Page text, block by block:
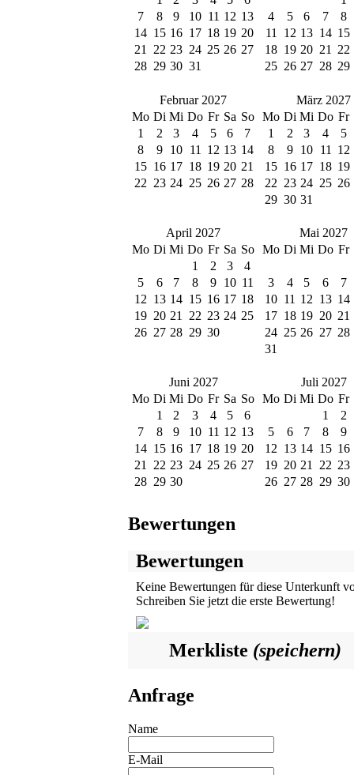
7
8 9 10 11 12 13
14 15 16 17 18 19 20
21
22 23 24 25 26 27
28 29 30 31
4
5 6 7
8
11
12 13 14 15
18 19 20 21
22
25 26 27 28 29
Februar 2027
Mo Di Mi Do Fr Sa So
1
2 3 4 5 6
7
8
9 10 11 12 13 14
15 16 17 18 19 20 21
22 23 24 25 26 27 28
März 2027
Mo Di Mi Do Fr
1
2 3 4
5
8
9 10 11
12
15 16 17 18 19
22 23 24 25 26
29 30 31
April 2027
Mo Di Mi Do Fr Sa So
1
2 3
4
5
6 7 8 9 10 11
12 13 14 15 16 17 18
19 20 21 22 23 24 25
26 27 28 29 30
Mai 2027
Mo Di Mi Do Fr
3 4 5 6
7
10 11 12 13 14
17 18 19 20 21
24 25 26 27 28
31
Juni 2027
Mo Di Mi Do Fr Sa So
1
2 3 4 5
6
7
8 9 10 11 12 13
14 15 16 17 18 19 20
21
22 23 24 25 26 27
28 29 30
Juli 2027
Mo Di Mi Do Fr
1
2
5
6 7 8
9
12 13 14 15 16
19 20 21 22 23
26 27 28 29 30
Bewertungen
Bewertungen
Keine Bewertungen für diese Unterkunft
Schreiben Sie jetzt die erste Bewertung!
Merkliste (speichern)
Anfrage
Name
E-Mail